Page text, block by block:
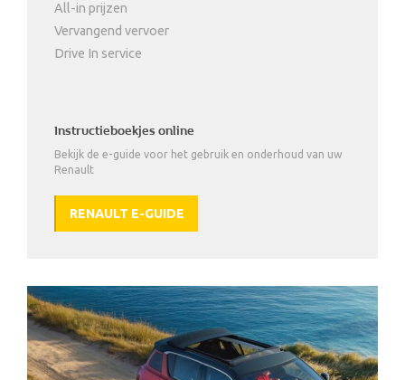
All-in prijzen
Vervangend vervoer
Drive In service
Instructieboekjes online
Bekijk de e-guide voor het gebruik en onderhoud van uw
Renault
RENAULT E-GUIDE